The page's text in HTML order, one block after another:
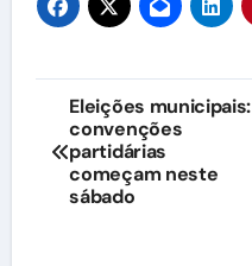
Navegação
de
Post
Eleições municipais:
convenções
partidárias
começam neste
sábado